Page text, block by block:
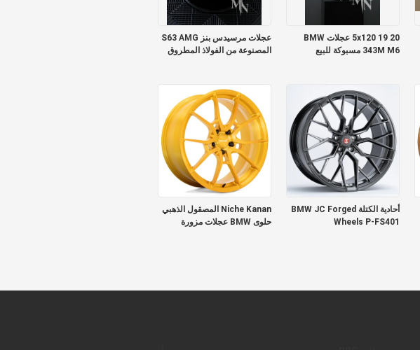
عجلات مرسيدس بنز S63 AMG
المصنوعة من الفولاذ المطروق
5x120 19 20 عجلات BMW
343M M6 مسبوكة للبيع
Niche Kanan المصقول الذهبي
حلوى BMW عجلات مزورة
أحادية الكتلة BMW JC Forged
Wheels P-FS401